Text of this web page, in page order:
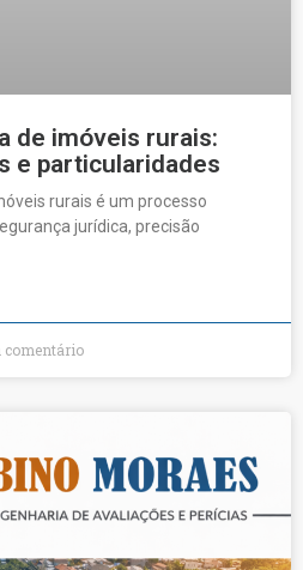
de imóveis rurais:
e particularidades
rurais é um processo
jurídica, precisão
comentário